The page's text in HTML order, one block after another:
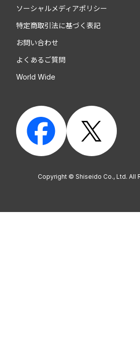
ソーシャルメディアポリシー
特定商取引法に基づく表記
お問い合わせ
よくあるご質問
World Wide
Copyright © Shiseido Co., Ltd. All